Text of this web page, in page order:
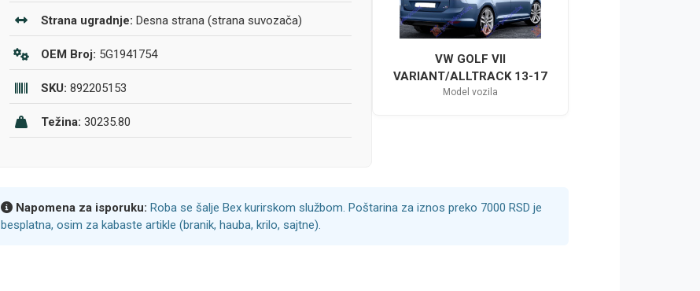
Strana ugradnje: Desna strana (strana suvozača)
OEM Broj: 5G1941754
SKU: 892205153
Težina: 30235.80
VW GOLF VII
VARIANT/ALLTRACK 13-17
Model vozila
Napomena za isporuku: Roba se šalje Bex kurirskom službom. Poštarina za iznos preko 7000 RSD je
besplatna, osim za kabaste artikle (branik, hauba, krilo, sajtne).